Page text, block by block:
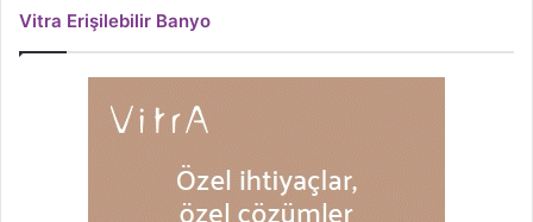
Vitra Erişilebilir Banyo